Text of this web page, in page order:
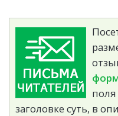
поля
заголовке суть, в